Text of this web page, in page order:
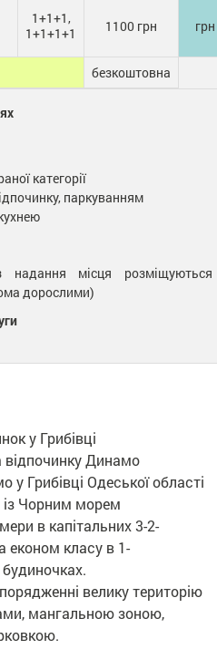
1+1+1,
1+1+1+1
1100 грн грн
безкоштовна
категорії
паркуванням
місця розміщуються
дорослими)
у Грибівці
відпочинку Динамо
у Грибівці Одеської області
із Чорним морем
в капітальних 3-2-
економ класу в 1-
велику територію
мангальною зоною,